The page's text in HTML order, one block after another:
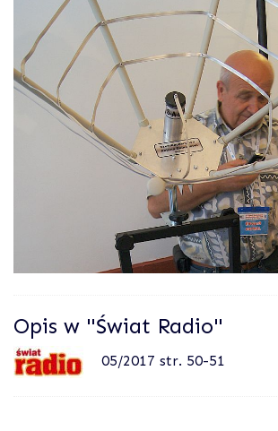
Opis w "Świat Radio"
05/2017 str. 50-51